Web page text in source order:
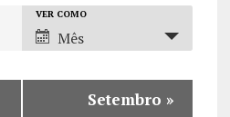
v
e
VER COMO
Mês
Setembro »